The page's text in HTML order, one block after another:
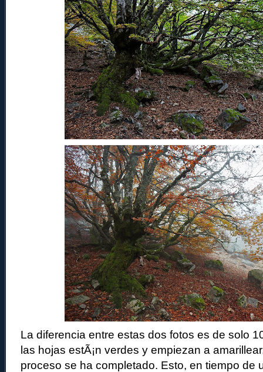
La diferencia entre estas dos fotos es de solo
las hojas estÃ¡n verdes y empiezan a
proceso se ha completado. Esto, en tiempo de